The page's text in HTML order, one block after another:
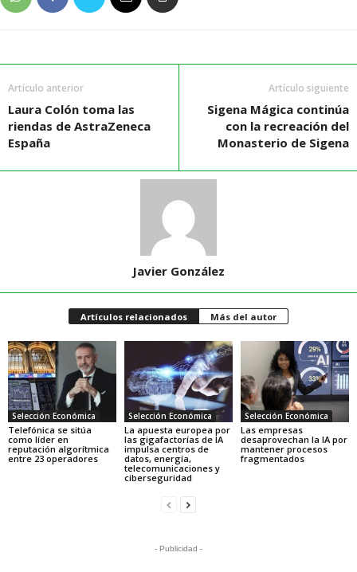
Artículo anterior
Laura Colón toma las
riendas de AstraZeneca
España
Artículo siguiente
Sigena Mágica continúa
con la recreación del
Monasterio de Sigena
Javier González
Artículos relacionados Más del autor
Selección Económica
Telefónica se sitúa
como líder en
reputación algorítmica
entre 23 operadores
Selección Económica
La apuesta europea por
las gigafactorías de IA
impulsa centros de
datos, energía,
telecomunicaciones y
ciberseguridad
Selección Económica
Las empresas
desaprovechan la IA por
mantener procesos
fragmentados
- Publicidad -